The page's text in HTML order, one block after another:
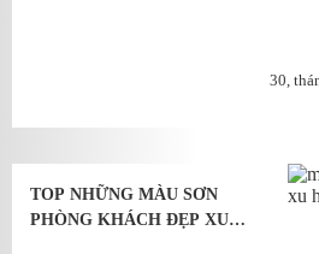
30,
TOP NHỮNG MÀU SƠN
PHÒNG KHÁCH ĐẸP XU